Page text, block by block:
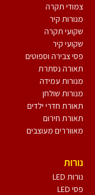
צמודי תקרה
מנורות קיר
שקועי תקרה
שקועי קיר
פסי צבירה וספוטים
תאורה נסתרת
מנורות עמידה
מנורות שולחן
תאורת חדרי ילדים
תאורת חירום
מאווררים מעוצבים
נורות
נורות LED
פסי LED